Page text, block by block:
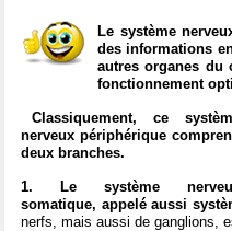
Le système
des informations
autres organes du
fonctionnement
Classiquement, ce
nerveux périphérique
deux branches.
1. Le système
somatique, appelé aussi
nerfs, mais aussi de ganglions,